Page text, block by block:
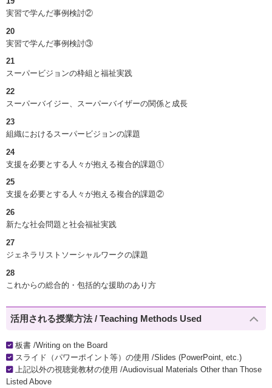
実習で学んだ事例検討②
20
実習で学んだ事例検討③
21
スーパービジョンの枠組と福祉実践
22
スーパーバイジー、スーパーバイザーの関係と成長
23
組織におけるスーパービジョンの課題
24
支援を必要とする人々が抱える複合的課題①
25
支援を必要とする人々が抱える複合的課題②
26
新たな社会問題と社会福祉実践
27
ジェネラリストソーシャルワークの課題
28
これからの総合的・包括的な援助のあり方
活用される授業方法 / Teaching Methods Used
板書 /Writing on the Board
スライド（パワーポイント等）の使用 /Slides (PowerPoint, etc.)
上記以外の視聴覚教材の使用 /Audiovisual Materials Other than Those
Listed Above